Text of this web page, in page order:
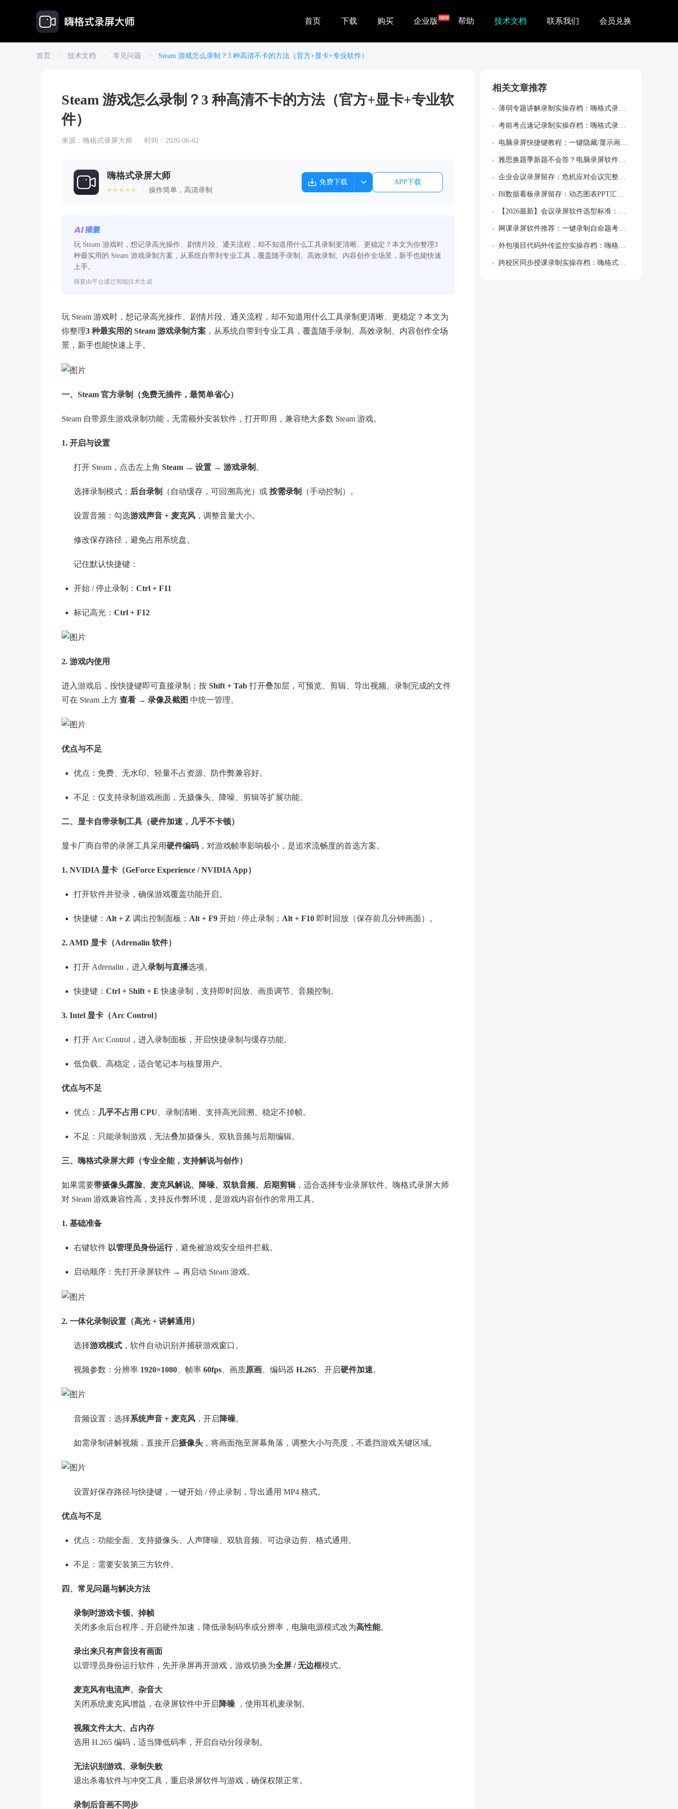
首页 下载 购买 企业版 帮助 技术文档 联系我们 会员兑换
首页 > 技术文档 > 常见问题 > Steam 游戏怎么录制？3 种高清不卡的方法（官方+显卡+专业软件）
Steam 游戏怎么录制？3 种高清不卡的方法（官方+显卡+专业软
件）
来源： 嗨格式录屏大师 时间：2026-06-02
嗨格式录屏大师
⭐⭐⭐⭐⭐ 操作简单，高清录制
免费下载 APP下载
玩 Steam 游戏时，想记录高光操作、剧情片段、通关流程，却不知道用什么工具录制更清晰、更稳定？本文为你整理3
种最实用的 Steam 游戏录制方案，从系统自带到专业工具，覆盖随手录制、高效录制、内容创作全场景，新手也能快速
上手。
摘要由平台通过智能技术生成
玩 Steam 游戏时，想记录高光操作、剧情片段、通关流程，却不知道用什么工具录制更清晰、更稳定？本文为
你整理3 种最实用的 Steam 游戏录制方案 ，从系统自带到专业工具，覆盖随手录制、高效录制、内容创作全场
景，新手也能快速上手。
一、Steam 官方录制（免费无插件，最简单省心）
Steam 自带原生游戏录制功能，无需额外安装软件，打开即用，兼容绝大多数 Steam 游戏。
1. 开启与设置
打开 Steam，点击左上角 Steam → 设置 → 游戏录制 。
选择录制模式： 后台录制 （自动缓存，可回溯高光）或 按需录制 （手动控制）。
设置音频：勾选游戏声音 + 麦克风 ，调整音量大小。
修改保存路径，避免占用系统盘。
记住默认快捷键：
开始 / 停止录制： Ctrl + F11
标记高光： Ctrl + F12
2. 游戏内使用
进入游戏后，按快捷键即可直接录制；按 Shift + Tab 打开叠加层，可预览、剪辑、导出视频。录制完成的文件
可在 Steam 上方 查看 → 录像及截图 中统一管理。
优点与不足
优点：免费、无水印、轻量不占资源、防作弊兼容好。
不足：仅支持录制游戏画面，无摄像头、降噪、剪辑等扩展功能。
二、显卡自带录制工具（硬件加速，几乎不卡顿）
显卡厂商自带的录屏工具采用硬件编码 ，对游戏帧率影响极小，是追求流畅度的首选方案。
1. NVIDIA 显卡（GeForce Experience / NVIDIA App）
打开软件并登录，确保游戏覆盖功能开启。
快捷键： Alt + Z 调出控制面板； Alt + F9 开始 / 停止录制； Alt + F10 即时回放（保存前几分钟画面）。
2. AMD 显卡（Adrenalin 软件）
打开 Adrenalin，进入录制与直播选项。
快捷键： Ctrl + Shift + E 快速录制，支持即时回放、画质调节、音频控制。
3. Intel 显卡（Arc Control）
打开 Arc Control，进入录制面板，开启快捷录制与缓存功能。
低负载、高稳定，适合笔记本与核显用户。
优点与不足
优点： 几乎不占用 CPU 、录制清晰、支持高光回溯、稳定不掉帧。
不足：只能录制游戏，无法叠加摄像头、双轨音频与后期编辑。
三、嗨格式录屏大师（专业全能，支持解说与创作）
如果需要带摄像头露脸、麦克风解说、降噪、双轨音频、后期剪辑，适合选择专业录屏软件。嗨格式录屏大师
对 Steam 游戏兼容性高，支持反作弊环境，是游戏内容创作的常用工具。
1. 基础准备
右键软件 以管理员身份运行，避免被游戏安全组件拦截。
启动顺序：先打开录屏软件 → 再启动 Steam 游戏。
2. 一体化录制设置（高光 + 讲解通用）
选择游戏模式 ，软件自动识别并捕获游戏窗口。
视频参数：分辨率 1920×1080 、帧率 60fps 、画质原画 、编码器 H.265 、开启硬件加速。
音频设置：选择系统声音 + 麦克风 ，开启降噪。
如需录制讲解视频，直接开启摄像头 ，将画面拖至屏幕角落，调整大小与亮度，不遮挡游戏关键区域。
设置好保存路径与快捷键，一键开始 / 停止录制，导出通用 MP4 格式。
优点与不足
优点：功能全面、支持摄像头、人声降噪、双轨音频、可边录边剪、格式通用。
不足：需要安装第三方软件。
四、常见问题与解决方法
录制时游戏卡顿、掉帧
关闭多余后台程序，开启硬件加速，降低录制码率或分辨率，电脑电源模式改为高性能。
录出来只有声音没有画面
以管理员身份运行软件，先开录屏再开游戏，游戏切换为全屏 / 无边框模式。
麦克风有电流声、杂音大
关闭系统麦克风增益，在录屏软件中开启降噪 ，使用耳机麦录制。
视频文件太大、占内存
选用 H.265 编码，适当降低码率，开启自动分段录制。
无法识别游戏、录制失败
退出杀毒软件与冲突工具，重启录屏软件与游戏，确保权限正常。
录制后音画不同步
相关文章推荐
薄弱专题讲解录制实操存档：嗨格式录屏大师...
考前考点速记录制实操存档：嗨格式录屏大师...
电脑录屏快捷键教程：一键隐藏/显示画板，...
雅思换题季新题不会答？电脑录屏软件画中画...
企业会议录屏留存：危机应对会议完整决策留...
BI数据看板录屏留存：动态图表PPT汇报...
【2026最新】会议录屏软件选型标准：录...
网课录屏软件推荐：一键录制自命题考研院校...
外包项目代码外传监控实操存档：嗨格式屏幕...
跨校区同步授课录制实操存档：嗨格式录屏大...